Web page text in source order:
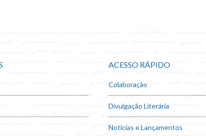
ACESSO RÁPIDO
Colaboração
Divulgação Literária
Notícias e Lançamentos